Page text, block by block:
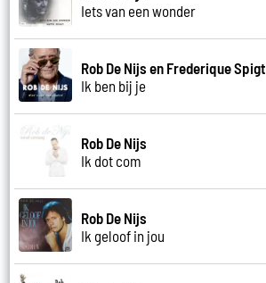
Iets van een wonder
Rob De Nijs en Frederique Spigt
Ik ben bij je
Rob De Nijs
Ik dot com
Rob De Nijs
Ik geloof in jou